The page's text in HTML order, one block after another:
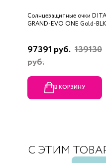
Солнцезащитные очки DITA
GRAND-EVO ONE Gold-BLK
97391 руб. 139130
руб.
В КОРЗИНУ
С ЭТИМ